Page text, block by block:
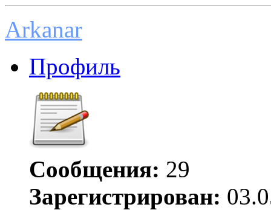
Arkanar
Профиль
Сообщения: 29
Зарегистрирован: